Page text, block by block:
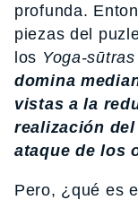
profunda.
piezas del
los Yoga-sūtras
domina
vistas a la
realización
ataque de los
Pero, ¿qué es